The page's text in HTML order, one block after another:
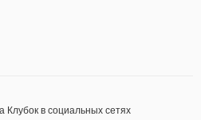
Клубок в социальных сетях